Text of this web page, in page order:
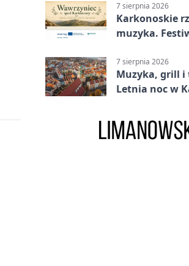
7 sierpnia 2026
Karkonoskie
muzyka.
7 sierpnia 2026
Muzyka, grill i
Letnia noc w